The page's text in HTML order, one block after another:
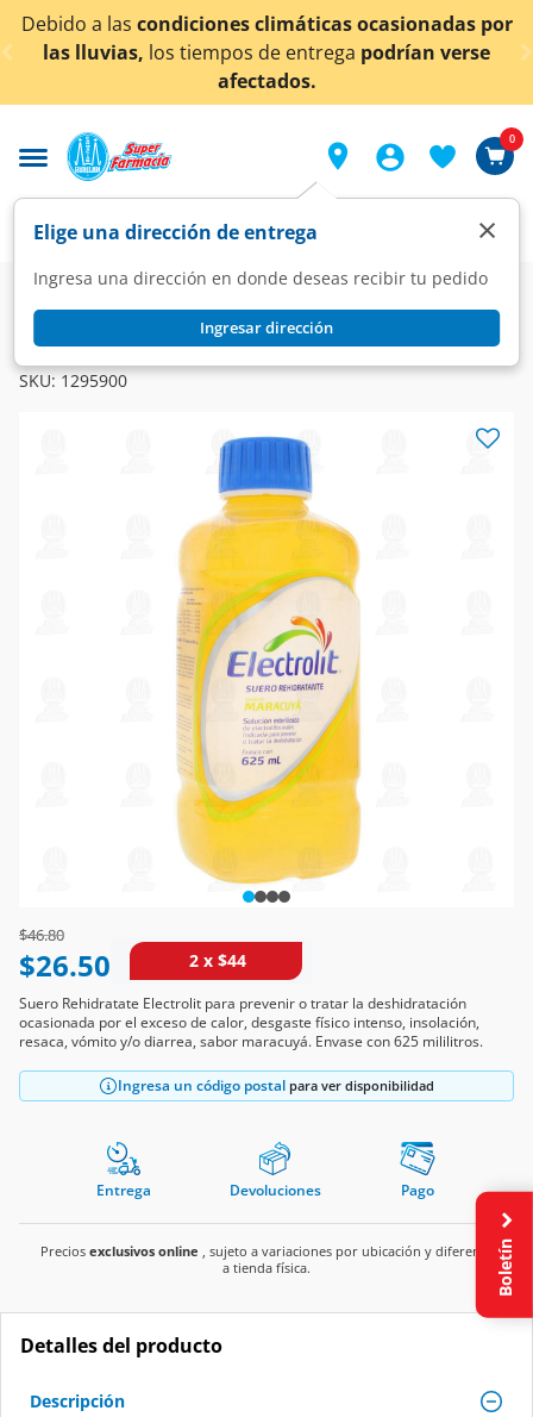
< div class="carousel-inner">
Debido a las condiciones climáticas ocasionadas por
las lluvias, los tiempos de entrega podrían verse
afectados.
Elige una dirección de entrega
Ingresa una dirección en donde deseas recibir tu pedido
Ingresar dirección
×
0
Farmacia Sueros Hidratación Oral
Suero Rehidratante Electrolit Sabor Maracuyá, 625 ml.
SKU: 1295900
Price reduced from
$46.80to
$26.50 2 x $44
Suero Rehidratate Electrolit para prevenir o tratar la deshidratación
ocasionada por el exceso de calor, desgaste físico intenso, insolación,
resaca, vómito y/o diarrea, sabor maracuyá. Envase con 625 mililitros.
Ingresa un código postal para ver disponibilidad
Entrega Devoluciones Pago
Precios exclusivos online , sujeto a variaciones por ubicación y diferente
a tienda física.
Detalles del producto
Descripción
Boletín